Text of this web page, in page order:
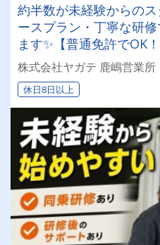
約半数が未経験からの
ースプラン・丁寧な研
ます✨【普通免許でOK
バー！！】日払い・週払
活安定♪＼社員登用実績
狙えます！／
株式会社ヤガテ 鹿嶋営業所
休日8日以上